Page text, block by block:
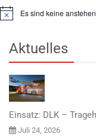
HinweisEs sind keine
Aktuelles
Einsatz: DLK –
Juli 24, 2026